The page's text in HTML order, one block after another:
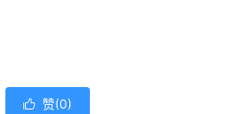
 赞(0)